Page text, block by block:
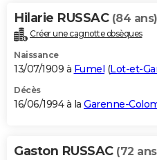
Hilarie RUSSAC (84 ans)
Créer une cagnotte obsèques
Naissance
13/07/1909 à Fumel (Lot-et-
Décès
16/06/1994 à la Garenne-
Gaston RUSSAC (72